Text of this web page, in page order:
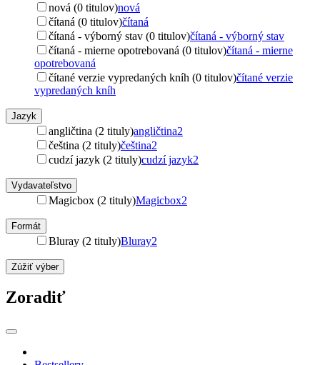
nová (0 titulov)nová
čítaná (0 titulov)čítaná
čítaná - výborný stav (0 titulov)čítaná - výborný stav
čítaná - mierne opotrebovaná (0 titulov)čítaná - mierne
opotrebovaná
čítané verzie vypredaných kníh (0 titulov)čítané verzie
vypredaných kníh
Jazyk
angličtina (2 tituly)angličtina2
čeština (2 tituly)čeština2
cudzí jazyk (2 tituly)cudzí jazyk2
Vydavateľstvo
Magicbox (2 tituly)Magicbox2
Formát
Bluray (2 tituly)Bluray2
Zúžiť výber
Zoradiť